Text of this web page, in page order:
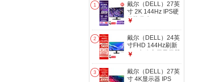
1
戴尔（DELL）27英
寸 2K 144Hz IPS硬
件防蓝光 FreeSync
显示器 游戏电竞电
脑显示屏 SE2726D
￥
2
戴尔（DELL）24英
寸FHD 144Hz刷新
IPS 办公家用显示器
硬件级防蓝光
SE2426H
￥
3
戴尔（DELL）27英
寸 4K显示器 IPS